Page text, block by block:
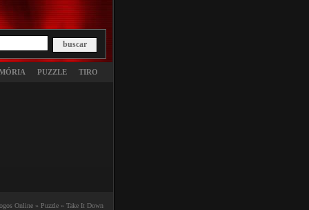
PUZZLE TIRO
Online » Puzzle » Take It Down